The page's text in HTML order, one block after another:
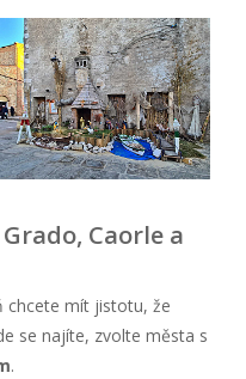
Caorle a
chcete mít jistotu, že
se najíte, zvolte města s
.